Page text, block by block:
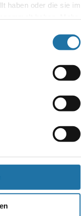
haben oder die sie im